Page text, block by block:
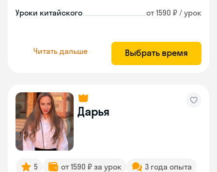
Уроки китайского от 1590 ₽ / урок
Читать дальше Выбрать время
Дарья
5 от 1590 ₽ за урок 3 года опыта